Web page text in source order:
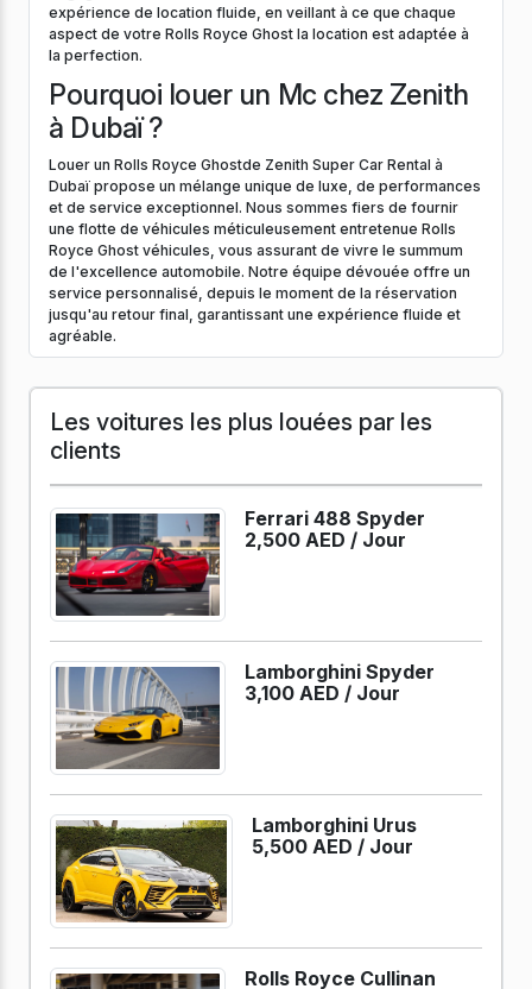
expérience de location fluide, en veillant à ce que chaque
aspect de votre Rolls Royce Ghost la location est adaptée à
la perfection.
Pourquoi louer un Mc chez Zenith
à Dubaï ?
Louer un Rolls Royce Ghostde Zenith Super Car Rental à
Dubaï propose un mélange unique de luxe, de performances
et de service exceptionnel. Nous sommes fiers de fournir
une flotte de véhicules méticuleusement entretenue Rolls
Royce Ghost véhicules, vous assurant de vivre le summum
de l'excellence automobile. Notre équipe dévouée offre un
service personnalisé, depuis le moment de la réservation
jusqu'au retour final, garantissant une expérience fluide et
agréable.
Les voitures les plus louées par les
clients
Ferrari 488 Spyder
2,500 AED / Jour
Lamborghini Spyder
3,100 AED / Jour
Lamborghini Urus
5,500 AED / Jour
Rolls Royce Cullinan